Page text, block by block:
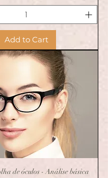
Add to Cart
de óculos - Análise básica